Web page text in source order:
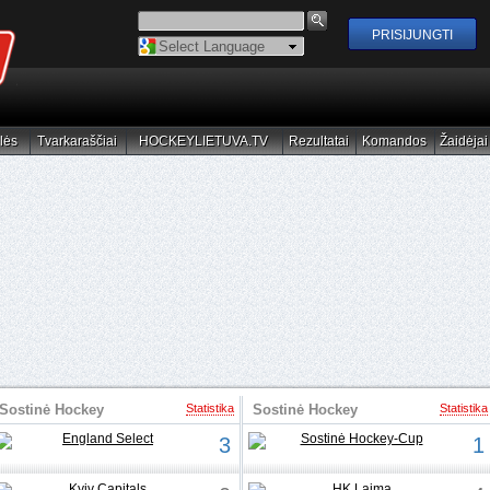
Powered by
Tvarkaraščiai
Tvarkaraščiai HOCKEYLIETUVA.TV
HOCKEYLIETUVA.TV Rezultatai
Rezultatai Komandos
Komandos Žaidėjai
Žaidėjai
Sostinė Hockey
Girls' Cup
Statistika
3
Sostinė Hockey
Girls' Cup
Statistika
1